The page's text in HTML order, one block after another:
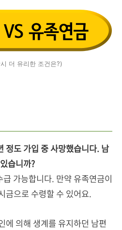
더 유리한 조건은?)
정도 가입 중 사망했습니다. 남
습니까?
가능합니다. 만약 유족연금이
금으로 수령할 수 있어요.
에 의해 생계를 유지하던 남편